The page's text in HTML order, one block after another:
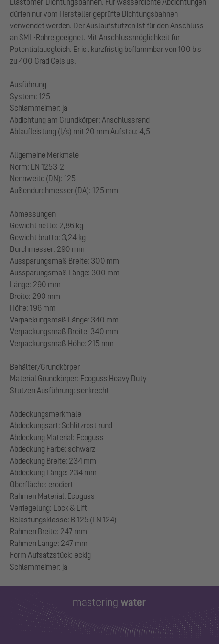
Elastomer-Dichtungsbahnen. Für wasserdichte Abdichtungen
dürfen nur vom Hersteller geprüfte Dichtungsbahnen
verwendet werden. Der Auslaufstutzen ist für den Anschluss
an SML-Rohre geeignet. Mit Anschlussmöglichkeit für
Potentialausgleich. Er ist kurzfristig beflammbar von 100 bis
zu 400 Grad Celsius.
Ausführung
System: 125
Schlammeimer: ja
Abdichtung am Grundkörper: Anschlussrand
Ablaufleistung (l/s) mit 20 mm Aufstau: 4,5
Allgemeine Merkmale
Norm: EN 1253-2
Nennweite (DN): 125
Außendurchmesser (DA): 125 mm
Abmessungen
Gewicht netto: 2,86 kg
Gewicht brutto: 3,24 kg
Durchmesser: 290 mm
Aussparungsmaß Breite: 300 mm
Aussparungsmaß Länge: 300 mm
Länge: 290 mm
Breite: 290 mm
Höhe: 196 mm
Verpackungsmaß Länge: 340 mm
Verpackungsmaß Breite: 340 mm
Verpackungsmaß Höhe: 215 mm
Behälter/Grundkörper
Material Grundkörper: Ecoguss Heavy Duty
Stutzen Ausführung: senkrecht
Abdeckungsmerkmale
Abdeckungsart: Schlitzrost rund
Abdeckung Material: Ecoguss
Abdeckung Farbe: schwarz
Abdeckung Breite: 234 mm
Abdeckung Länge: 234 mm
Oberfläche: erodiert
Rahmen Material: Ecoguss
Verriegelung: Lock & Lift
Belastungsklasse: B 125 (EN 124)
Rahmen Breite: 247 mm
Rahmen Länge: 247 mm
Form Aufsatzstück: eckig